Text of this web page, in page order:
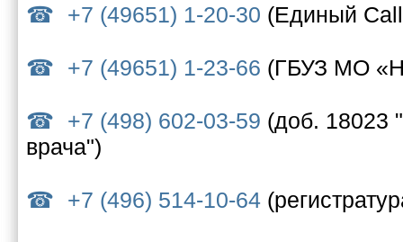
+7 (49651) 1-20-30 (Единый
+7 (49651) 1-23-66 (ГБУЗ МО
+7 (498) 602-03-59 (доб. 18023
врача")
+7 (496) 514-10-64